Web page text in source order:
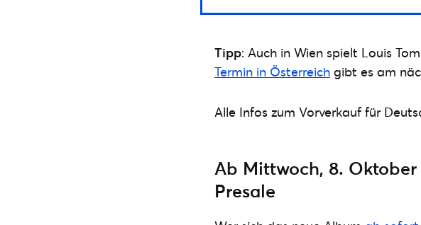
Tipp: Auch in Wien spielt Louis
Termin in Österreich gibt es am
Alle Infos zum Vorverkauf für
Ab Mittwoch, 8.
Presale